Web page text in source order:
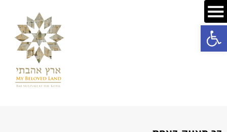
פתח סרגל נגישות